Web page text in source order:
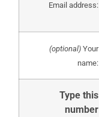
Email address:
(optional) Your
name:
Type this
number